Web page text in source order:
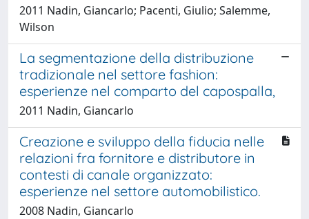
2011 Nadin, Giancarlo; Pacenti, Giulio; Salemme,
Wilson
La segmentazione della distribuzione
tradizionale nel settore fashion:
esperienze nel comparto del capospalla,
2011 Nadin, Giancarlo
Creazione e sviluppo della fiducia nelle
relazioni fra fornitore e distributore in
contesti di canale organizzato:
esperienze nel settore automobilistico.
2008 Nadin, Giancarlo